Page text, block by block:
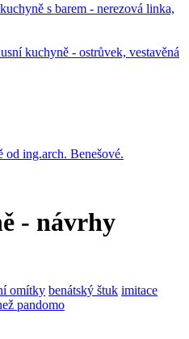
s barem - nerezová linka,
kuchyně - ostrůvek, vestavěná
od ing.arch. Benešové.
- návrhy
omítky benátský štuk imitace
pandomo